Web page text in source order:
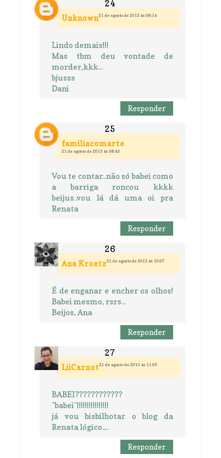
Unknown21 de agosto de 2013 às 08:14
Lindo demais!!!
Mas tbm deu vontade de
morder,kkk...
bjusss
Dani
Responder
familiacomarte
21 de agosto de 2013 às 08:43
Vou te contar..não só babei como
a barriga roncou kkkk
beijus..vou lá dá uma oi pra
Renata
Responder
Ana Kroetz21 de agosto de 2013 às 10:07
É de enganar e encher os olhos!
Babei mesmo, rsrs...
Beijos, Ana
Responder
LiiCarnot21 de agosto de 2013 às 11:05
BABEI????????????
"babei"!!!!!!!!!!!!!!!!
já vou bisbilhotar o blog da
Renata lógico....
Responder